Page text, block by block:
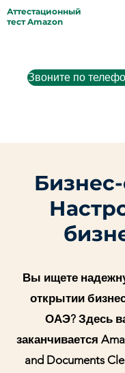
Аттестационный
тест Amazon
Звоните по
Вы ищете
открытии
ОАЭ? Здесь
заканчивается
and Documents